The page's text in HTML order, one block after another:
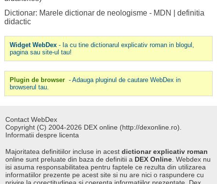
Dictionar: Marele dictionar de neologisme - MDN
definitia
didactic
Widget WebDex- Ia cu tine dictionarul explicativ roman in blogul,
pagina sau site-ul tau!
Plugin de browser - Adauga pluginul de cautare WebDex in
browserul tau.
Contact WebDex
Copyright (C) 2004-2026 DEX online (http://dexonline.ro).
Informatii despre licenta
Majoritatea definitiilor incluse in acestdictionar explicativ roman
online sunt preluate din baza de definitii a DEX Online . Webdex nu
isi asuma responsabilitatea pentru faptele ce rezulta din utilizarea
informatiilor prezente pe acest site si nu are nici o raspundere cu